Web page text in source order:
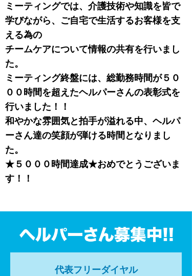
ミーティングでは、介護技術や知識を皆で
学びながら、ご自宅で生活するお客様を支
える為の
チームケアについて情報の共有を行いまし
た。
ミーティング終盤には、総勤務時間が５０
００時間を超えたヘルパーさんの表彰式を
行いました！！
和やかな雰囲気と拍手が溢れる中、ヘルパ
ーさん達の笑顔が弾ける時間となりまし
た。
★５０００時間達成★おめでとうございま
す！！
代表フリーダイヤル